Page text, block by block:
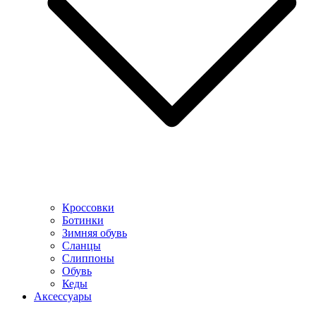
Кроссовки
Ботинки
Зимняя обувь
Сланцы
Слиппоны
Обувь
Кеды
Аксессуары